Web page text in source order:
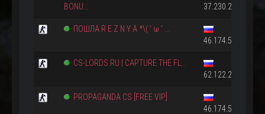
BONU...
ПОШЛА R E Z N Y A *\( ‘ ω ’ ...
CS-LORDS.RU | CAPTURE THE FL...
PROPAGANDA CS [FREE VIP]